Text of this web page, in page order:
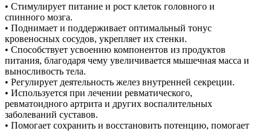
• Стимулирует питание и рост клеток головного и
спинного мозга.
• Поднимает и поддерживает оптимальный тонус
кровеносных сосудов, укрепляет их стенки.
• Способствует усвоению компонентов из продуктов
питания, благодаря чему увеличивается мышечная масса и
выносливость тела.
• Регулирует деятельность желез внутренней секреции.
• Используется при лечении ревматического,
ревматоидного артрита и других воспалительных
заболеваний суставов.
• Помогает сохранить и восстановить потенцию, помогает